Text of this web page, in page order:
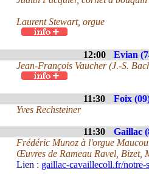
Laurent Stewart, orgue
12:00
Evian
Jean-François Vaucher (J.-S.
11:30 Foix
Yves Rechsteiner
11:30 Gaillac
Frédéric Munoz à l'orgue
Œuvres de Rameau Ravel, Bizet,
Lien : gaillac-cavaillecoll.fr/notre-